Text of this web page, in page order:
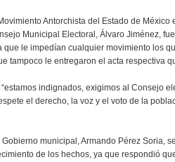
Antorchista del Estado de
Municipal Electoral, Álvaro Jiménez,
que le impedían cualquier movimiento los
tampoco le entregaron el acta respectiva
indignados, exigimos al Consejo
el derecho, la voz y el voto de la
municipal, Armando Pérez Soria,
de los hechos, ya que respondió